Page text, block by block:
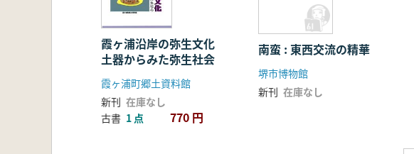
霞ヶ浦沿岸の弥生文化
土器からみた弥生社会
霞ヶ浦町郷土資料館
新刊 在庫なし
古書 1 点 770 円
南蛮 : 東西交流の精華
堺市博物館
新刊 在庫なし